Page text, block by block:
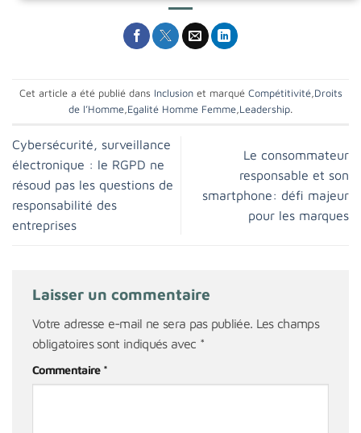
Cet article a été publié dans Inclusionet marqué Compétitivité, Droits
de l’Homme Egalité Homme Femme Leadership.
Cybersécurité, surveillance
électronique : le RGPD ne
résoud pas les questions de
responsabilité des
entreprises
Le consommateur
responsable et son
smartphone: défi majeur
pour les marques
Laisser un commentaire
Votre adresse e-mail ne sera pas publiée. Les champs
obligatoires sont indiqués avec *
Commentaire *